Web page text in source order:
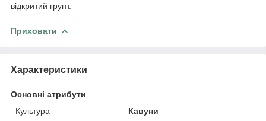
відкритий грунт.
Приховати
Характеристики
Основні атрибути
Культура
Кавуни